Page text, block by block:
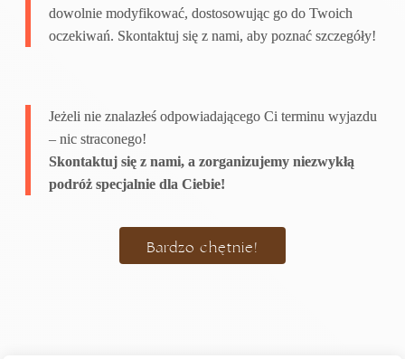
dowolnie modyfikować, dostosowując go do Twoich
oczekiwań. Skontaktuj się z nami, aby poznać szczegóły!
Jeżeli nie znalazłeś odpowiadającego Ci terminu wyjazdu
– nic straconego!
Skontaktuj się z nami, a zorganizujemy niezwykłą
podróż specjalnie dla Ciebie!
Bardzo chętnie!